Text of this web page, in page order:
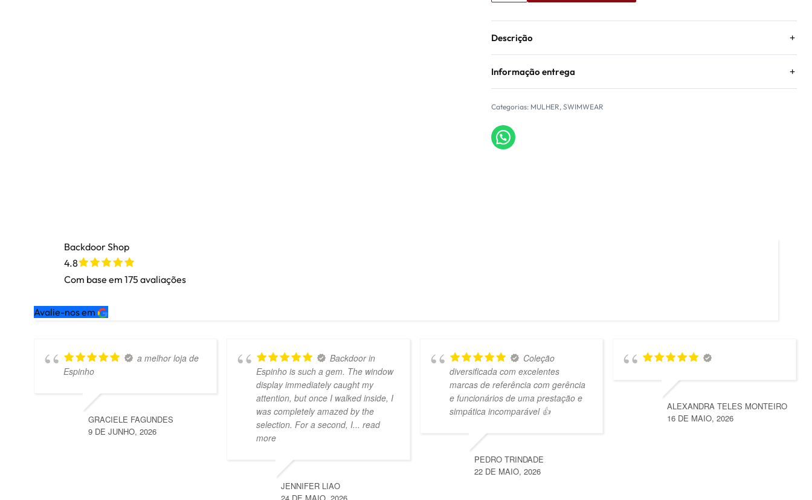
Descrição
Informação entrega
Categorias: MULHER,SWIMWEAR
Backdoor Shop
4.8
Com base em 175 avaliações
Avalie-nos em
a melhor loja de
Espinho
GRACIELE FAGUNDES
9 DE JUNHO, 2026
Backdoor in
Espinho is such a gem. The window
display immediately caught my
attention, but once I walked inside, I
was completely amazed by the
selection. For a second, I... read
more
JENNIFER LIAO
Coleção
diversificada com excelentes
marcas de referência com gerência
e funcionários de uma prestação e
simpática incomparável 👍
PEDRO TRINDADE
22 DE MAIO, 2026
ALEXANDRA TELES MONTEIRO
16 DE MAIO, 2026